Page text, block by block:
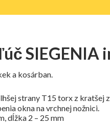
a kosárban.
SIEGENIA
strany T15 torx z kratšej
okna na vrchnej nožnici.
dĺžka 2 – 25 mm